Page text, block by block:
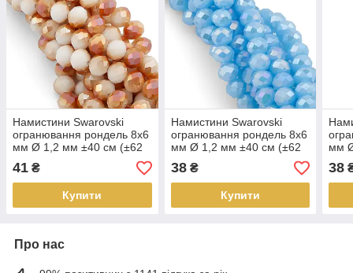
Намистини Swarovski
огранювання рондель 8х6
мм Ø 1,2 мм ±40 см (±62
шт.) Білий з коричневим
АВ
41 ₴
Купити
Намистини Swarovski
огранювання рондель 8х6
мм Ø 1,2 мм ±40 см (±62
шт.) Небесний АВ
38₴
Купити
мм
шт.)
38
Про нас